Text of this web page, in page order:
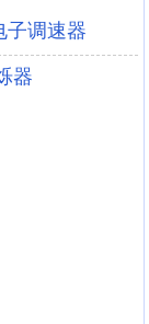
子调速器
器